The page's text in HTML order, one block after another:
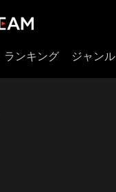
ランキング ジャンル